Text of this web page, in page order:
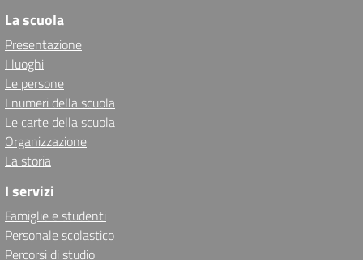
La scuola
Presentazione
I luoghi
Le persone
I numeri della scuola
Le carte della scuola
Organizzazione
La storia
I servizi
Famiglie e studenti
Personale scolastico
Percorsi di studio